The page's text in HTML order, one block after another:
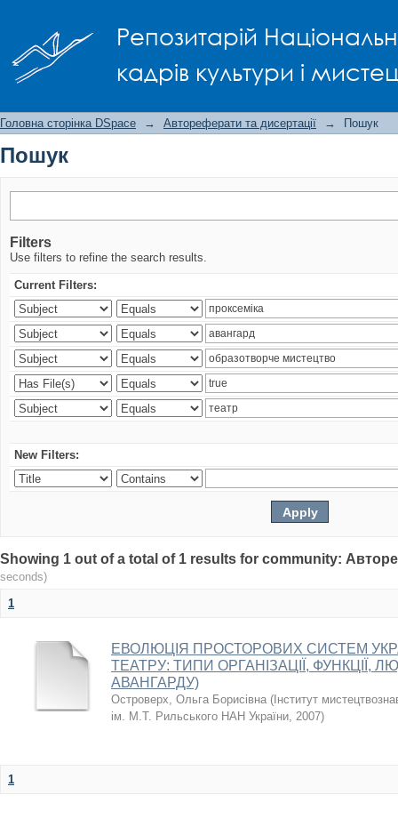
Репозитарій
кадрів культури і
Головна сторінка DSpace → Автореферати та дисертації → Пошук
Пошук
Filters
Use filters to refine the search results.
Current Filters:
New Filters:
Showing 1 out of a total of 1 results for community:
seconds)
1
ЕВОЛЮЦІЯ ПРОСТОРОВИХ СИСТЕМ
ТЕАТРУ: ТИПИ ОРГАНІЗАЦІЇ, ФУНКЦІЇ,
АВАНГАРДУ)
Островерх, Ольга Борисівна ( Інститут
ім. М.Т. Рильського НАН України, 2007)
1